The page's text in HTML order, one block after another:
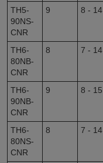
TH5-
90NS-
CNR
9 8 - 14
TH6-
80NB-
CNR
8 7 - 14
TH6-
90NB-
CNR
9 8 - 15
TH6-
80NS-
CNR
8 7 - 14